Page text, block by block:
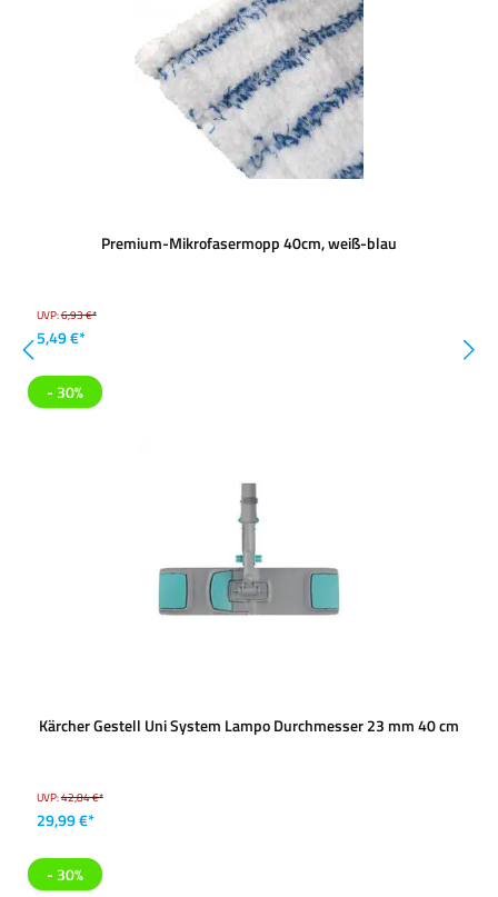
Premium-Mikrofasermopp 40cm, weiß-blau
UVP:6,93 €*
5,49 €*
- 30%
Kärcher Gestell Uni System Lampo Durchmesser 23 mm 40 cm
UVP:42,84 €*
29,99 €*
- 30%